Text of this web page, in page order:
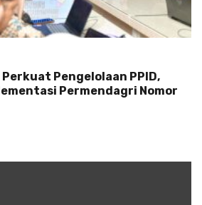
Pengelolaan PPID,
Permendagri Nomor